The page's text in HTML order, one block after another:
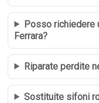
Posso richiedere
Ferrara?
Riparate perdite
Sostituite sifoni